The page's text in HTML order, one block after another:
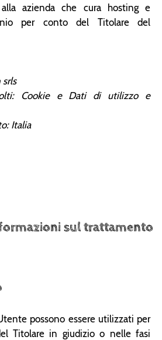
azienda che cura hosting e
per conto del Titolare del
Cookie e Dati di utilizzo e
Italia
sul trattamento
possono essere utilizzati per
Titolare in giudizio o nelle fasi